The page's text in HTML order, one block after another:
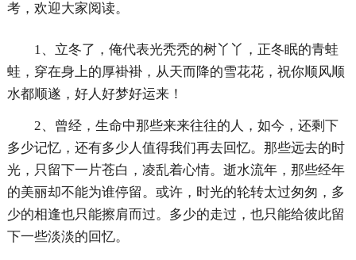
考，欢迎大家阅读。
1、立冬了，俺代表光秃秃的树丫丫，正冬眠的青蛙
蛙，穿在身上的厚褂褂，从天而降的雪花花，祝你顺风顺
水都顺遂，好人好梦好运来！
2、曾经，生命中那些来来往往的人，如今，还剩下
多少记忆，还有多少人值得我们再去回忆。那些远去的时
光，只留下一片苍白，凌乱着心情。逝水流年，那些经年
的美丽却不能为谁停留。或许，时光的轮转太过匆匆，多
少的相逢也只能擦肩而过。多少的走过，也只能给彼此留
下一些淡淡的回忆。